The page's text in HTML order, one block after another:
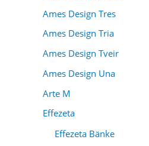
Ames Design Tres
Ames Design Tria
Ames Design Tveir
Ames Design Una
Arte M
Effezeta
Effezeta Bänke